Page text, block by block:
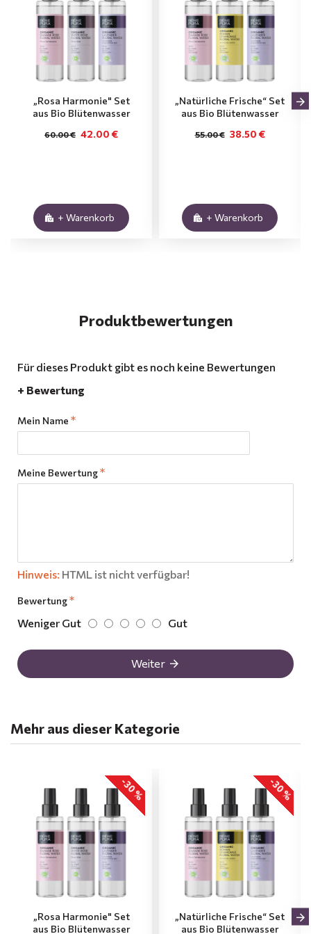
„Rosa Harmonie" Set
aus Bio Blütenwasser
42.00 €
60.00 €
+ Warenkorb
„Natürliche Frische“ Set
aus Bio Blütenwasser
38.50 €
55.00 €
+ Warenkorb
Produktbewertungen
Für dieses Produkt gibt es noch keine Bewertungen
+ Bewertung
Mein Name
Meine Bewertung
Hinweis: HTML ist nicht verfügbar!
Bewertung
Weniger Gut Gut
Weiter
Mehr aus dieser Kategorie
-30 %
„Rosa Harmonie" Set
aus Bio Blütenwasser
-30 %
„Natürliche Frische“ Set
aus Bio Blütenwasser